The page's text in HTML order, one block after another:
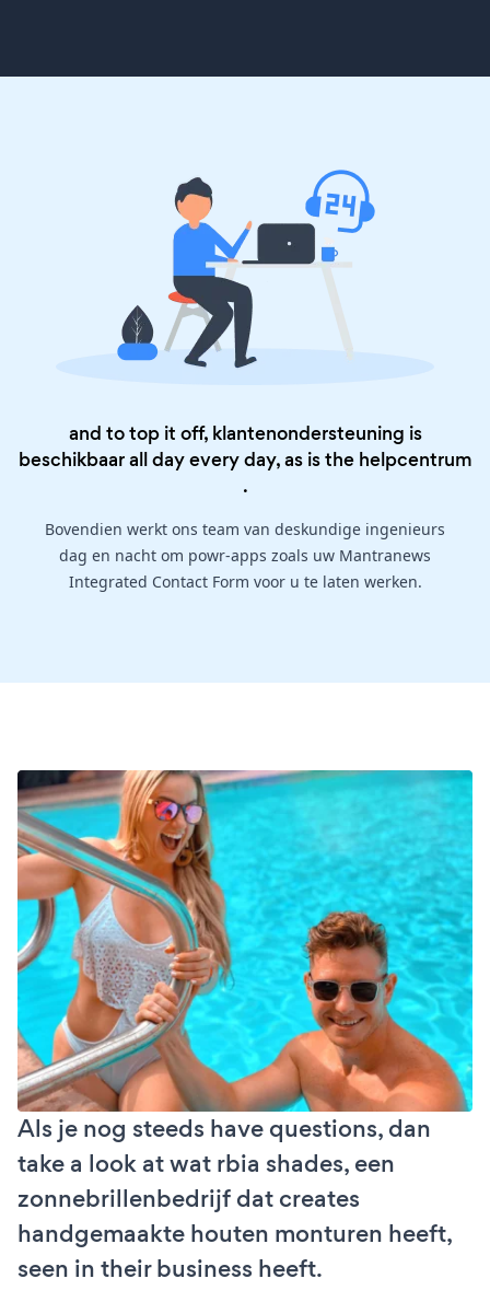
and to top it off, klantenondersteuning is
beschikbaar all day every day, as is the helpcentrum
.
Bovendien werkt ons team van deskundige ingenieurs
dag en nacht om powr-apps zoals uw Mantranews
Integrated Contact Form voor u te laten werken.
Als je nog steeds have questions, dan
take a look at wat rbia shades, een
zonnebrillenbedrijf dat creates
handgemaakte houten monturen heeft,
seen in their business heeft.